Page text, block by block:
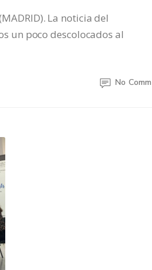
La noticia del
un poco descolocados al
No